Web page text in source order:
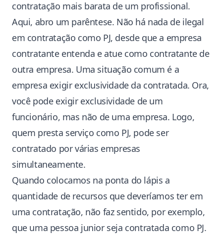
contratação mais barata de um profissional.
Aqui, abro um parêntese. Não há nada de ilegal
em contratação como PJ, desde que a empresa
contratante entenda e atue como contratante de
outra empresa. Uma situação comum é a
empresa exigir exclusividade da contratada. Ora,
você pode exigir exclusividade de um
funcionário, mas não de uma empresa. Logo,
quem presta serviço como PJ, pode ser
contratado por várias empresas
simultaneamente.
Quando colocamos na ponta do lápis a
quantidade de recursos que deveríamos ter em
uma contratação, não faz sentido, por exemplo,
que uma pessoa junior seja contratada como PJ.